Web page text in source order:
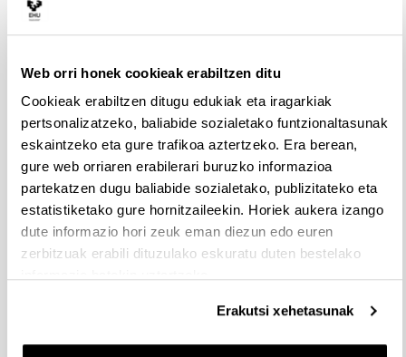
Web orri honek cookieak erabiltzen ditu
Cookieak erabiltzen ditugu edukiak eta iragarkiak
pertsonalizatzeko, baliabide sozialetako funtzionaltasunak
eskaintzeko eta gure trafikoa aztertzeko. Era berean,
gure web orriaren erabilerari buruzko informazioa
partekatzen dugu baliabide sozialetako, publizitateko eta
estatistiketako gure hornitzaileekin. Horiek aukera izango
dute informazio hori zeuk eman diezun edo euren
zerbitzuak erabili dituzulako eskuratu duten bestelako
Erakutsi xehetasunak